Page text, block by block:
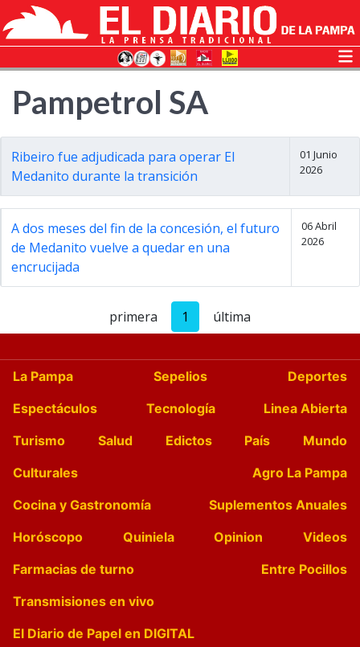
Pampetrol SA
Ribeiro fue adjudicada para operar El
Medanito durante la transición
01 Junio
2026
A dos meses del fin de la concesión, el futuro
de Medanito vuelve a quedar en una
encrucijada
06 Abril
2026
primera 1 última
La Pampa Sepelios
Deportes
Espectáculos
Tecnología
Linea Abierta
Turismo
Salud Edictos País
Mundo
Culturales
Agro La Pampa
Cocina y Gastronomía
Suplementos Anuales
Horóscopo
Quiniela Opinion
Videos
Farmacias de turno
Entre Pocillos
Transmisiones en vivo
El Diario de Papel en DIGITAL